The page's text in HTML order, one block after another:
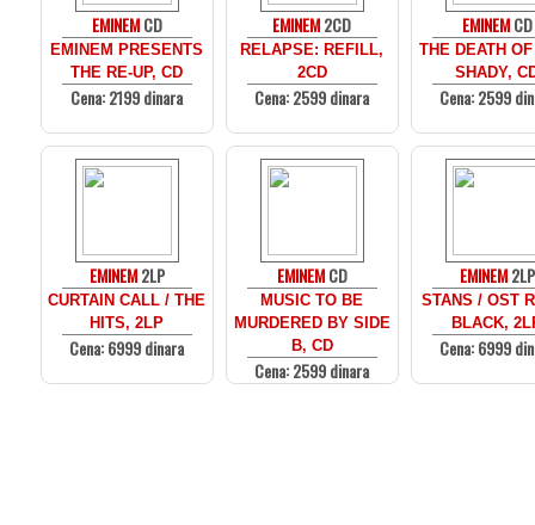
EMINEMCD
EMINEM PRESENTS
THE RE-UP, CD
Cena: 2199 dinara
EMINEM2CD
RELAPSE: REFILL,
2CD
Cena: 2599 dinara
EMINEMCD
THE DEATH
SHADY,
Cena: 2599
EMINEM2LP
CURTAIN CALL / THE
HITS, 2LP
Cena: 6999 dinara
EMINEMCD
MUSIC TO BE
MURDERED BY SIDE
B, CD
Cena: 2599 dinara
EMINEM2LP
STANS / OST
BLACK,
Cena: 6999